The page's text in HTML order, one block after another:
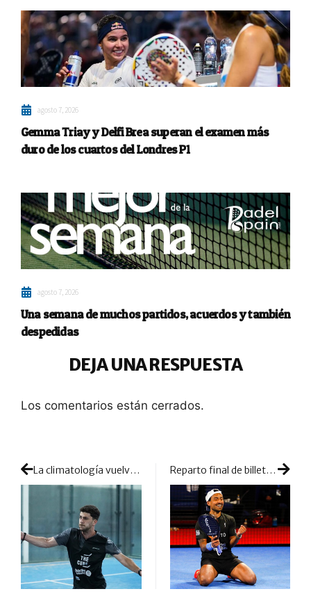
agosto 7, 2026
Gemma Triay y Delfi Brea superan el examen más
duro de los cuartos del Londres P1
agosto 7, 2026
Una semana de muchos partidos, acuerdos y también
despedidas
DEJA UNA RESPUESTA
Los comentarios están cerrados.
La climatología vuelve a estar en contra del A1 Padel: la lluvia altera los finales de previas de Sevilla Reparto final de billetes a Paraguay: cuatro afortunados cruzan el charco con premio a su trabajo